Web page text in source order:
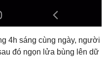
4h sáng cùng ngày, người
đó ngọn lửa bùng lên dữ